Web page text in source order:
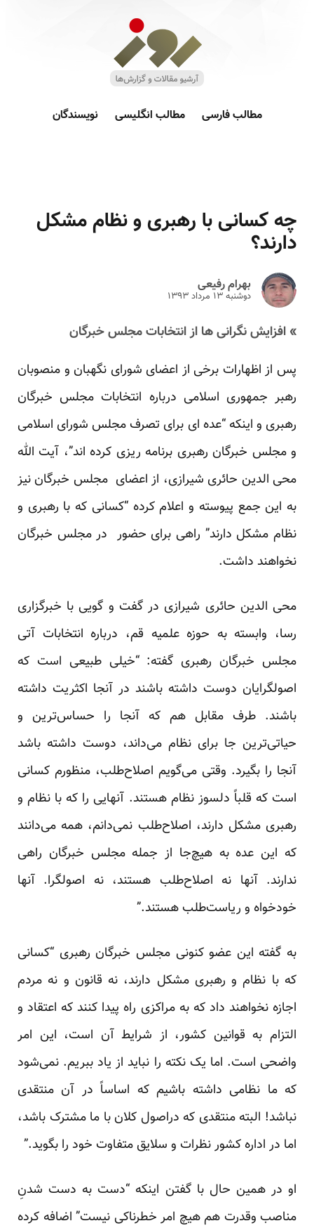
مطالب فارسی مطالب انگلیسی نویسندگان
چه کسانی با رهبری و نظام مشکل
دارند؟
بهرام رفیعی
دوشنبه ۱۳ مرداد ۱۳۹۳
» افزایش نگرانی ها از انتخابات مجلس خبرگان
پس از اظهارات برخی از اعضای شورای نگهبان و منصوبان
رهبر جمهوری اسلامی درباره انتخابات مجلس خبرگان
رهبری و اینکه “عده ای برای تصرف مجلس شورای اسلامی
و مجلس خبرگان رهبری برنامه ریزی کرده اند”، آیت الله
محی الدین حائری شیرازی، از اعضای مجلس خبرگان نیز
به این جمع پیوسته و اعلام کرده “کسانی که با رهبری و
نظام مشکل دارند” راهی برای حضور در مجلس خبرگان
نخواهند داشت.
محی الدین حائری شیرازی در گفت و گویی با خبرگزاری
رسا، وابسته به حوزه علمیه قم، درباره انتخابات آتی
مجلس خبرگان رهبری گفته: “خیلی طبیعی است که
اصولگرایان دوست داشته باشند در آنجا اکثریت داشته
باشند. طرف مقابل هم که آنجا را حساس‌ترین و
حیاتی‌ترین جا برای نظام می‌داند، دوست داشته باشد
آنجا را بگیرد. وقتی می‌گویم اصلاح‌طلب، منظورم کسانی
است که قلباً دلسوز نظام هستند. آنهایی را که با نظام و
رهبری مشکل دارند، اصلاح‌طلب نمی‌دانم، همه می‌دانند
که این عده به هیچ‌جا از جمله مجلس خبرگان راهی
ندارند. آنها نه اصلاح‌طلب هستند، نه اصولگرا. آنها
خودخواه و ریاست‌طلب هستند.”
به گفته این عضو کنونی مجلس خبرگان رهبری “کسانی
که با نظام و رهبری مشکل دارند، نه قانون و نه مردم
اجازه نخواهند داد که به مراکزی راه پیدا کنند که اعتقاد و
التزام به قوانین کشور، از شرایط آن است، این امر
واضحی است. اما یک نکته را نباید از یاد ببریم. نمی‌شود
که ما نظامی داشته باشیم که اساساً در آن منتقدی
نباشد! البته منتقدی که دراصول کلان با ما مشترک باشد،
اما در اداره کشور نظرات و سلایق متفاوت خود را بگوید.”
او در همین حال با گفتن اینکه “دست به دست شدنِ
مناصب وقدرت هم هیچ امر خطرناکی نیست” اضافه کرده